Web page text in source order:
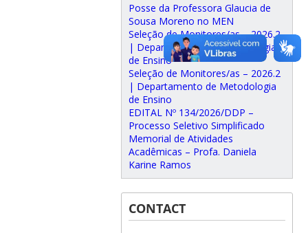
Posse da Professora Glaucia de
Sousa Moreno no MEN
Seleção de Monitores/as – 2026.2
| Departamento de Metodologia
de Ensino
Seleção de Monitores/as – 2026.2
| Departamento de Metodologia
de Ensino
EDITAL Nº 134/2026/DDP –
Processo Seletivo Simplificado
Memorial de Atividades
Acadêmicas – Profa. Daniela
Karine Ramos
CONTACT